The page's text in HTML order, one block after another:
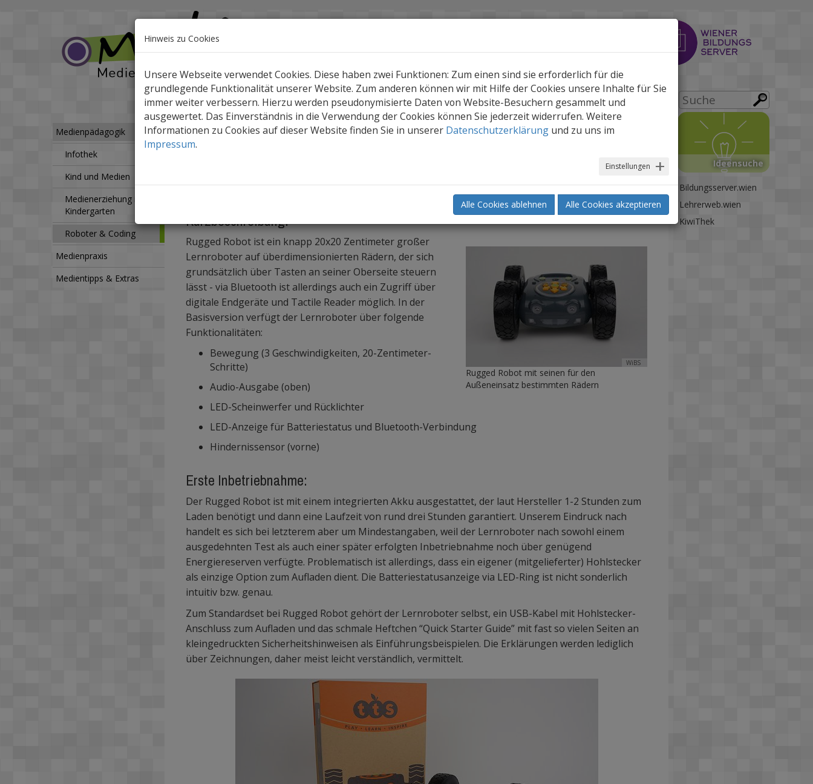
Medienpädagogik
Infothek
Kind und Medien
Medienerziehung im
Kindergarten
Roboter & Coding
Medienpraxis
Medientipps & Extras
Medienpädagogik Roboter & Coding Rugged Robot drucken
Der abenteuerlustige Bee-Bot mit beschränkter Haftung
Kurzbeschreibung:
WiBS
Rugged Robot mit seinen für den
Außeneinsatz bestimmten Rädern
Rugged Robot ist ein knapp 20x20 Zentimeter großer
Lernroboter auf überdimensionierten Rädern, der sich
grundsätzlich über Tasten an seiner Oberseite steuern
lässt - via Bluetooth ist allerdings auch ein Zugriff über
digitale Endgeräte und Tactile Reader möglich. In der
Basisversion verfügt der Lernroboter über folgende
Funktionalitäten:
Bewegung (3 Geschwindigkeiten, 20-Zentimeter-
Schritte)
Audio-Ausgabe (oben)
LED-Scheinwerfer und Rücklichter
LED-Anzeige für Batteriestatus und Bluetooth-Verbindung
Hindernissensor (vorne)
Erste Inbetriebnahme:
Der Rugged Robot ist mit einem integrierten Akku ausgestattet, der laut Hersteller 1-2 Stunden zum
Laden benötigt und dann eine Laufzeit von rund drei Stunden garantiert. Unserem Eindruck nach
handelt es sich bei letzterem aber um Mindestangaben, weil der Lernroboter nach sowohl einem
ausgedehnten Test als auch einer später erfolgten Inbetriebnahme noch über genügend
Energiereserven verfügte. Problematisch ist allerdings, dass ein eigener (mitgelieferter) Hohlstecker
als einzige Option zum Aufladen dient. Die Batteriestatusanzeige via LED-Ring ist nicht sonderlich
intuitiv bzw. genau.
Zum Standardset bei Rugged Robot gehört der Lernroboter selbst, ein USB-Kabel mit Hohlstecker-
Anschluss zum Aufladen und das schmale Heftchen “Quick Starter Guide” mit fast so vielen Seiten an
kleingedruckten Sicherheitshinweisen als Einführungsbeispielen. Die Erklärungen werden lediglich
über Zeichnungen, daher meist leicht verständlich, vermittelt.
Ideensuche
Bildungsserver.wien
Lehrerweb.wien
KiwiThek
Hinweis zu Cookies
Unsere Webseite verwendet Cookies. Diese haben zwei Funktionen: Zum einen sind sie erforderlich für die
grundlegende Funktionalität unserer Website. Zum anderen können wir mit Hilfe der Cookies unsere Inhalte für Sie
immer weiter verbessern. Hierzu werden pseudonymisierte Daten von Website-Besuchern gesammelt und
ausgewertet. Das Einverständnis in die Verwendung der Cookies können Sie jederzeit widerrufen. Weitere
Informationen zu Cookies auf dieser Website finden Sie in unserer Datenschutzerklärung und zu uns im
Impressum.
Einstellungen
Alle Cookies ablehnen Alle Cookies akzeptieren